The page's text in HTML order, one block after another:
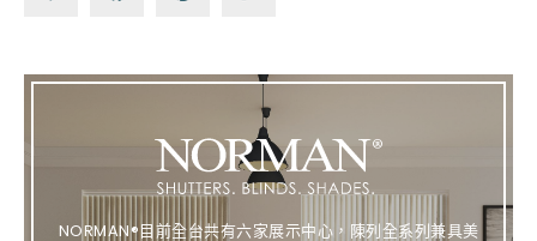
ok st k
NORMAN®目前全台共有六家展示中心，陳列全系列兼具美